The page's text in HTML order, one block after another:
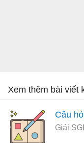
Xem thêm bài viết
Câu
Giải